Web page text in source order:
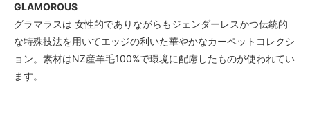
GLAMOROUS
グラマラスは 女性的でありながらもジェンダーレスかつ伝統的
な特殊技法を用いてエッジの利いた華やかなカーペットコレクシ
ョン。素材はNZ産羊毛100%で環境に配慮したものが使われてい
ます。